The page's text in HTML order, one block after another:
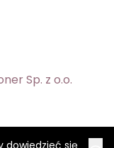
dowiedzieć się
Sp. z o.o.